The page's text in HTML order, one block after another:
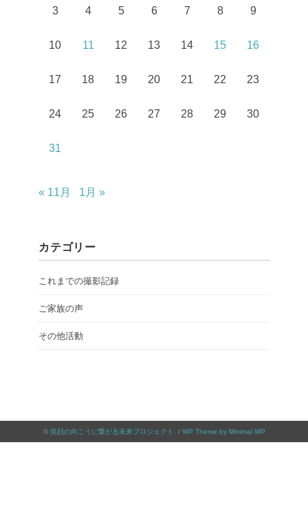
3 4 5 6 7 8 9
10 11 12 13 14 15 16
17 18 19 20 21 22 23
24 25 26 27 28 29 30
31
« 11月 1月 »
カテゴリー
これまでの撮影記録
ご家族の声
その他活動
© 笑顔の向こうに繋がる未来プロジェクト . / WP Theme by Minimal WP